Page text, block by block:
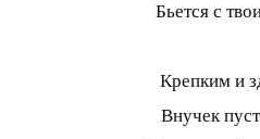
Бьется с
Крепким и
Внучек